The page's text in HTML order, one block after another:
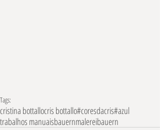
Tags:
cristina bottallocris bottallo#coresdacris#azul
trabalhos manuaisbauernmalereibauern